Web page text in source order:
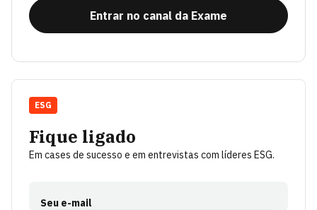
Entrar no canal da Exame
Fique ligado
Em cases de sucesso e em entrevistas com líderes ESG.
Seu e-mail
ESG